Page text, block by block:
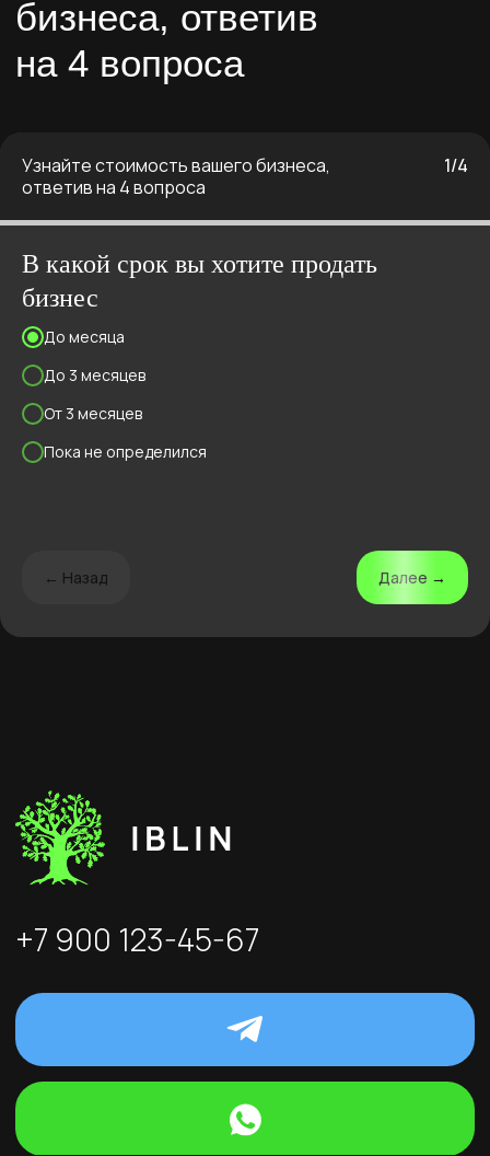
Узнайте стоимость вашего бизнеса,
ответив на 4 вопроса
1/4
В какой срок вы хотите продать
бизнес
До месяца
До 3 месяцев
От 3 месяцев
Пока не определился
← Назад Далее →